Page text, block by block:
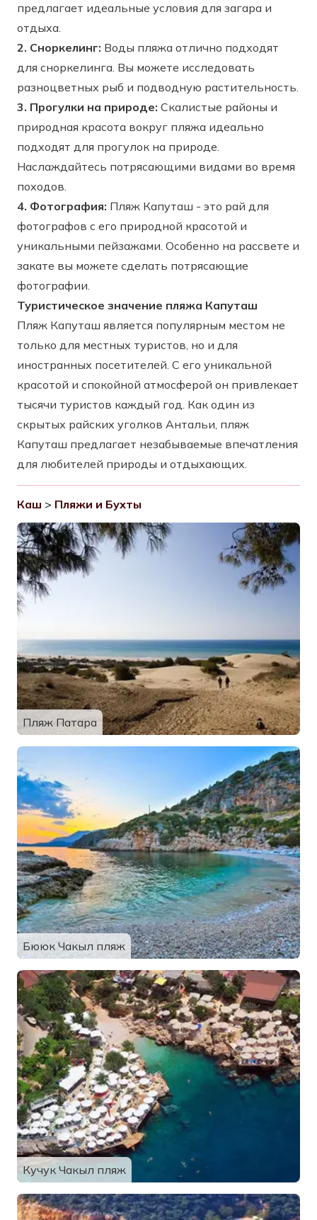
предлагает идеальные условия для загара и
отдыха.
2. Сноркелинг: Воды пляжа отлично подходят
для сноркелинга. Вы можете исследовать
разноцветных рыб и подводную растительность.
3. Прогулки на природе: Скалистые районы и
природная красота вокруг пляжа идеально
подходят для прогулок на природе.
Наслаждайтесь потрясающими видами во время
походов.
4. Фотография: Пляж Капуташ - это рай для
фотографов с его природной красотой и
уникальными пейзажами. Особенно на рассвете и
закате вы можете сделать потрясающие
фотографии.
Туристическое значение пляжа Капуташ
Пляж Капуташ является популярным местом не
только для местных туристов, но и для
иностранных посетителей. С его уникальной
красотой и спокойной атмосферой он привлекает
тысячи туристов каждый год. Как один из
скрытых райских уголков Антальи, пляж
Капуташ предлагает незабываемые впечатления
для любителей природы и отдыхающих.
Каш > Пляжи и Бухты
Пляж Патара
Бююк Чакыл пляж
Кучук Чакыл пляж